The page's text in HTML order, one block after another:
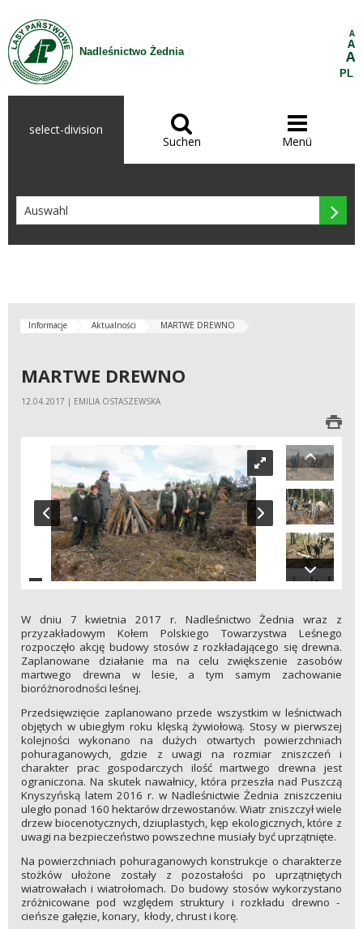
Zum Inhalt wechseln
Nadleśnictwo Żednia
A
A
A
PL
select-division 
Suchen

Menü

Informacje Aktualności MARTWE DREWNO
MARTWE DREWNO
12.04.2017 | EMILIA OSTASZEWSKA
W dniu 7 kwietnia 2017 r. Nadleśnictwo Żednia wraz z
przyzakładowym Kołem Polskiego Towarzystwa Leśnego
rozpoczęło akcję budowy stosów z rozkładającego się drewna.
Zaplanowane działanie ma na celu zwiększenie zasobów
martwego drewna w lesie, a tym samym zachowanie
bioróżnorodności leśnej.
Przedsięwzięcie zaplanowano przede wszystkim w leśnictwach
objętych w ubiegłym roku klęską żywiołową. Stosy w pierwszej
kolejności wykonano na dużych otwartych powierzchniach
pohuraganowych, gdzie z uwagi na rozmiar zniszczeń i
charakter prac gospodarczych ilość martwego drewna jest
ograniczona. Na skutek nawałnicy, która przeszła nad Puszczą
Knyszyńską latem 2016 r. w Nadleśnictwie Żednia zniszczeniu
uległo ponad 160 hektarów drzewostanów. Wiatr zniszczył wiele
drzew biocenotycznych, dziuplastych, kęp ekologicznych, które z
uwagi na bezpieczeństwo powszechne musiały być uprzątnięte.
Na powierzchniach pohuraganowych konstrukcje o charakterze
stożków ułożone zostały z pozostałości po uprzątniętych
wiatrowałach i wiatrołomach. Do budowy stosów wykorzystano
zróżnicowane pod względem struktury i rozkładu drewno -
cieńsze gałęzie, konary, kłody, chrust i korę.